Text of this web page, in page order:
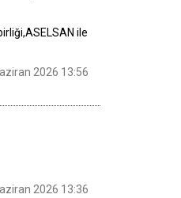
ile
2026 13:56
2026 13:36